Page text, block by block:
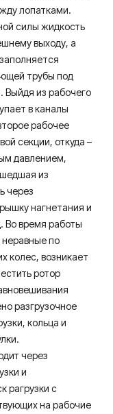
лопатками.
силы жидкость
выходу, а
трубы под
Выйдя из рабочего
в каналы
рабочее
секции, откуда –
давлением,
из
через
нагнетания и
Во время работы
неравные по
колес, возникает
ротор
разгрузочное
кольца и
через
и
рагрузки с
на рабочие